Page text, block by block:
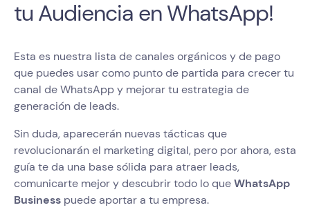
tu Audiencia en WhatsApp!
Esta es nuestra lista de canales orgánicos y de pago
que puedes usar como punto de partida para crecer tu
canal de WhatsApp y mejorar tu estrategia de
generación de leads.
Sin duda, aparecerán nuevas tácticas que
revolucionarán el marketing digital, pero por ahora, esta
guía te da una base sólida para atraer leads,
comunicarte mejor y descubrir todo lo queWhatsApp
Business puede aportar a tu empresa.